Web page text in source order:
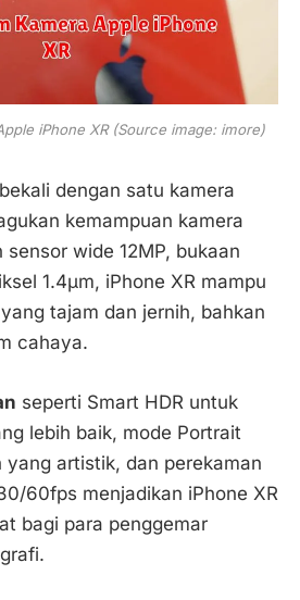
iPhone XR (Source image: imore)
dengan satu kamera
kemampuan kamera
sensor wide 12MP, bukaan
1.4µm, iPhone XR mampu
tajam dan jernih, bahkan
cahaya.
seperti Smart HDR untuk
lebih baik, mode Portrait
yang artistik, dan perekaman
60fps menjadikan iPhone XR
bagi para penggemar